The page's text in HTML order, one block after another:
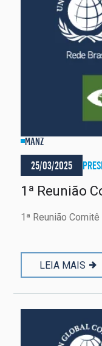
MANZ
25/03/2025
1ª Reunião
1ª Reunião
LEIA MAIS